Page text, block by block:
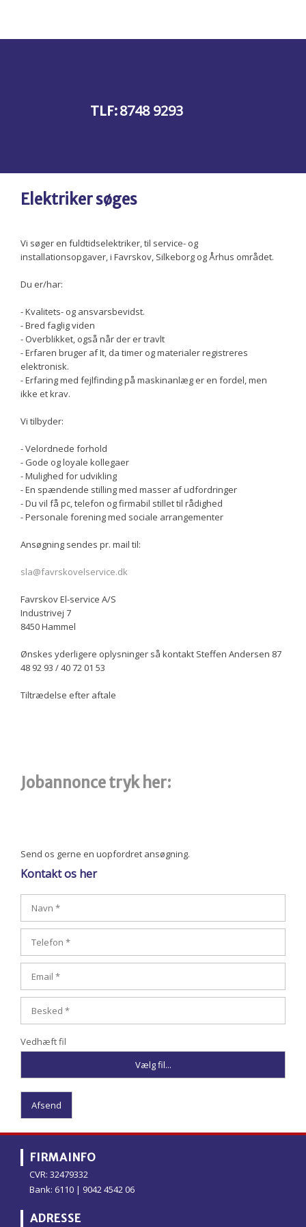
​TLF:8748 9293
Elektriker søges
Vi søger en fuldtidselektriker, til service- og
installationsopgaver, i Favrskov, Silkeborg og Århus området.
Du er/har:
- Kvalitets- og ansvarsbevidst.
- Bred faglig viden
- Overblikket, også når der er travlt
- Erfaren bruger af It, da timer og materialer registreres
elektronisk.
- Erfaring med fejlfinding på maskinanlæg er en fordel, men
ikke et krav.
Vi tilbyder:
- Velordnede forhold
- Gode og loyale kollegaer
- Mulighed for udvikling
- En spændende stilling med masser af udfordringer
- Du vil få pc, telefon og firmabil stillet til rådighed
- Personale forening med sociale arrangementer
Ansøgning sendes pr. mail til:
sla@favrskovelservice.dk
Favrskov El-service A/S
Industrivej 7
8450 Hammel
Ønskes yderligere oplysninger så kontakt Steffen Andersen 87
48 92 93 / 40 72 01 53
Tiltrædelse efter aftale
​Jobannonce tryk her:
Send os gerne en uopfordret ansøgning.
Kontakt os her​
Vedhæft fil
FIRMAINFO
CVR: 32479332
Bank: 6110 | 9042 4542 06
​ADRESSE